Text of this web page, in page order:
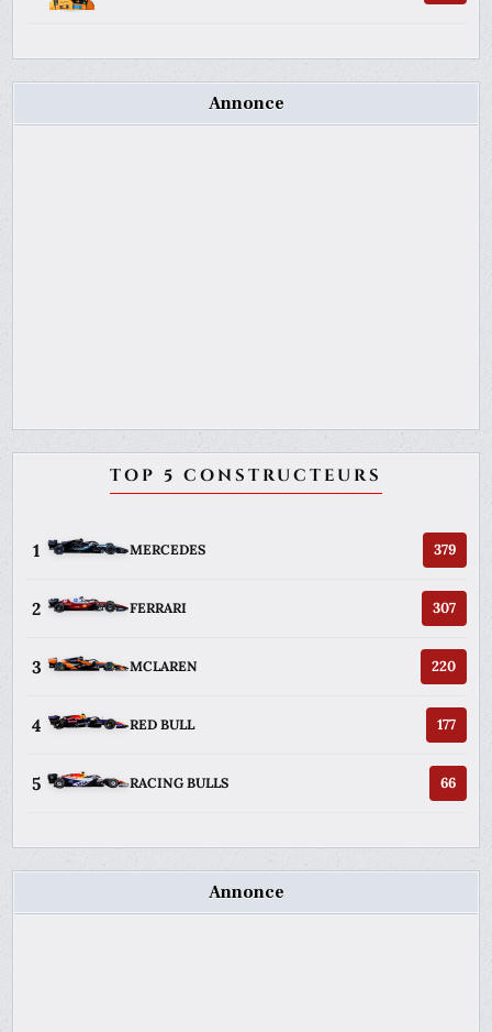
Annonce
TOP 5 CONSTRUCTEURS
1 MERCEDES 379
2 FERRARI 307
3 MCLAREN 220
4 RED BULL 177
5 RACING BULLS 66
Annonce